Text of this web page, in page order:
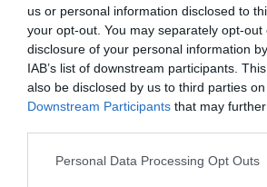
us or personal information disclosed to
your opt-out. You may separately opt-
disclosure of your personal information
IAB’s list of downstream participants.
also be disclosed by us to third parties
Downstream Participants that may
Personal Data Processing Opt Outs